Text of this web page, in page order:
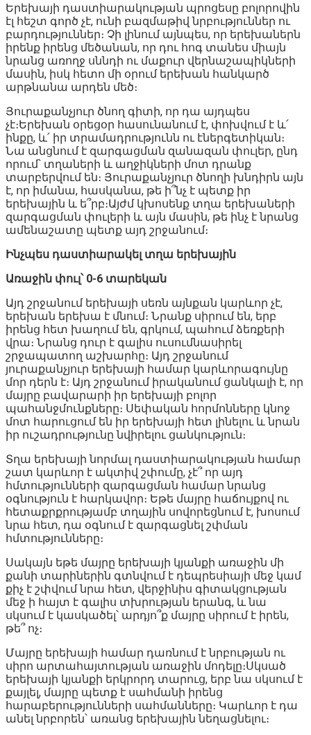
Երեխայի դաստիարակության պրոցեսը բոլորովին
էլ հեշտ գործ չէ, ունի բազմաթիվ նրբություններ ու
բարդություններ։ Չի լինում այնպես, որ երեխաներն
իրենք իրենց մեծանան, որ դու հոգ տանես միայն
նրանց առողջ սննդի ու մաքուր վերնաշապիկների
մասին, իսկ հետո մի օրում երեխան հանկարծ
արթնանա արդեն մեծ։
Յուրաքանչյուր ծնող գիտի, որ դա այդպես
չէ։Երեխան օրեցօր հասունանում է, փոխվում է և՛
ինքը, և՛ իր տրամադրությունն ու էներգետիկան։
Նա անցնում է զարգացման զանազան փուլեր, ընդ
որում՝ տղաների և աղջիկների մոտ դրանք
տարբերվում են։ Յուրաքանչյուր ծնողի խնդիրն այն
է, որ իմանա, հասկանա, թե ի՞նչ է պետք իր
երեխային և ե՞րբ։Այժմ կխոսենք տղա երեխաների
զարգացման փուլերի և այն մասին, թե ինչ է նրանց
ամենաշատը պետք այդ շրջանում։
Ինչպես դաստիարակել տղա երեխային
Առաջին փուլ՝ 0-6 տարեկան
Այդ շրջանում երեխայի սեռն այնքան կարևոր չէ,
երեխան երեխա է մնում։ Նրանք սիրում են, երբ
իրենց հետ խաղում են, գրկում, պահում ձեռքերի
վրա։ Նրանց դուր է գալիս ուսումնասիրել
շրջապատող աշխարհը։ Այդ շրջանում
յուրաքանչյուր երեխայի համար կարևորագույնը
մոր դերն է։ Այդ շրջանում իրականում ցանկալի է, որ
մայրը բավարարի իր երեխայի բոլոր
պահանջմունքները։ Սեփական հորմոնները կնոջ
մոտ հարուցում են իր երեխայի հետ լինելու և նրան
իր ուշադրությունը նվիրելու ցանկություն։
Տղա երեխայի նորմալ դաստիարակության համար
շատ կարևոր է ակտիվ շփումը, չէ՞ որ այդ
հմտությունների զարգացման համար նրանց
օգնություն է հարկավոր։ Եթե մայրը հաճույքով ու
հետաքրքրությամբ տղային սովորեցնում է, խոսում
նրա հետ, դա օգնում է զարգացնել շփման
հմտությունները։
Սակայն եթե մայրը երեխայի կյանքի առաջին մի
քանի տարիներին գտնվում է դեպրեսիայի մեջ կամ
քիչ է շփվում նրա հետ, վերջինիս գիտակցության
մեջ ի հայտ է գալիս տխրության երանգ, և նա
սկսում է կասկածել՝ արդյո՞ք մայրը սիրում է իրեն,
թե՞ ոչ։
Մայրը երեխայի համար դառնում է նրբության ու
սիրո արտահայտության առաջին մոդելը։Սկսած
երեխայի կյանքի երկրորդ տարուց, երբ նա սկսում է
քայլել, մայրը պետք է սահմանի իրենց
հարաբերությունների սահմանները։ Կարևոր է դա
անել նրբորեն՝ առանց երեխային նեղացնելու։